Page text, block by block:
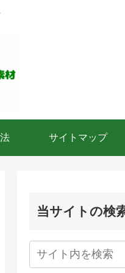
サイトマップ
当サイトの検